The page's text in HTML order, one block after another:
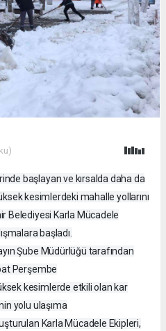
başlayan ve kırsalda daha da
kesimlerdeki mahalle yollarını
Belediyesi Karla Mücadele
başladı.
Şube Müdürlüğü tarafından
Perşembe
kesimlerde etkili olan kar
yolu ulaşıma
Karla Mücadele Ekipleri,